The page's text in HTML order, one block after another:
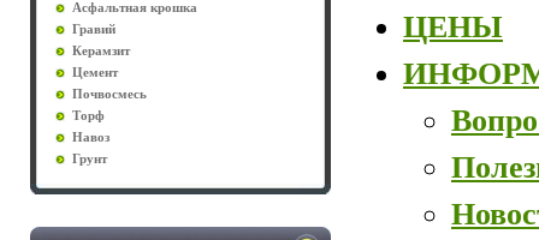
Асфальтная крошка
Гравий
Керамзит
Цемент
Почвосмесь
Торф
Навоз
Грунт
ЦЕНЫ